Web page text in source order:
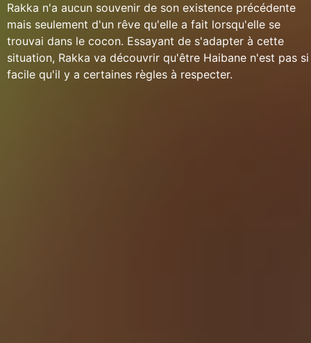
Rakka n'a aucun souvenir de son existence précédente
mais seulement d'un rêve qu'elle a fait lorsqu'elle se
trouvai dans le cocon. Essayant de s'adapter à cette
situation, Rakka va découvrir qu'être Haibane n'est pas si
facile qu'il y a certaines règles à respecter.